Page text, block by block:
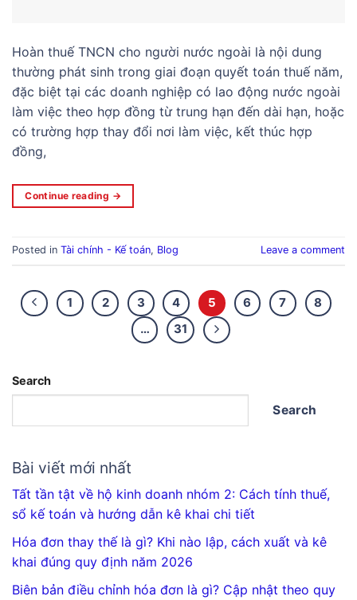
Hoàn thuế TNCN cho người nước ngoài là nội dung
thường phát sinh trong giai đoạn quyết toán thuế năm,
đặc biệt tại các doanh nghiệp có lao động nước ngoài
làm việc theo hợp đồng từ trung hạn đến dài hạn, hoặc
có trường hợp thay đổi nơi làm việc, kết thúc hợp
đồng,
Continue reading →
Posted in Tài chính - Kế toán, Blog Leave a comment
1 2 3 4 5 6 7
8
…
31
Search
Search
Bài viết mới nhất
Tất tần tật về hộ kinh doanh nhóm 2: Cách tính thuế,
sổ kế toán và hướng dẫn kê khai chi tiết
Hóa đơn thay thế là gì? Khi nào lập, cách xuất và kê
khai đúng quy định năm 2026
Biên bản điều chỉnh hóa đơn là gì? Cập nhật theo quy